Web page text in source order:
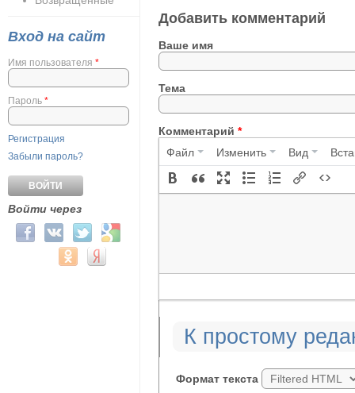
Добавить комментарий
Ваше имя
Тема
Комментарий *
Файл Изменить Вид
К простому
Формат текста
Вход на сайт
Имя пользователя *
Пароль *
Регистрация
Забыли пароль?
Войти через
Login with Facebook
Login with ВКонтакте
Login with Twitter
Login with Google
Login with Mail.ru
Login with Одноклассники
Login with Яндекс